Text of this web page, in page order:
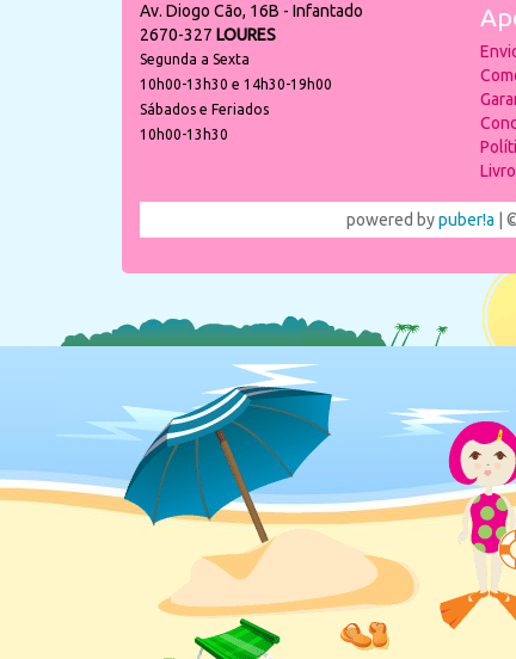
Av. Diogo Cão, 16B - Infantado
2670-327 LOURES
Segunda a Sexta
10h00-13h30 e 14h30-19h00
Sábados e Feriados
10h00-13h30
powered bypuber!a |